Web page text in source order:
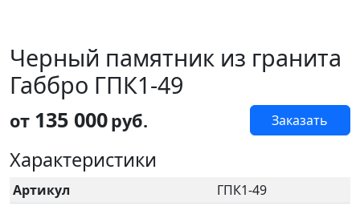
Черный памятник из гранита
Габбро ГПК1-49
от 135 000руб. Заказать
Характеристики
Артикул
ГПК1-49